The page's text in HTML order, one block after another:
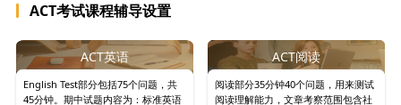
ACT考试课程辅导设置
ACT英语
English Test部分包括75个问题，共
45分钟。期中试题内容为：标准英语
ACT阅读
阅读部分35分钟40个问题，用来测试
阅读理解能力，文章考察范围包含社